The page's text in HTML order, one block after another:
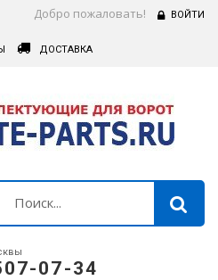
Добро пожаловать! ВОЙТИ
ДОСТАВКА
07-34